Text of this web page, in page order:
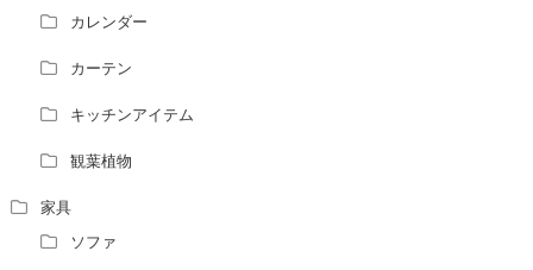
風水の流派について教えてください。
風水師になるには、どんな勉強をすればいいですか？
カレンダー
カーテン
キッチンアイテム
観葉植物
家具
ソファ